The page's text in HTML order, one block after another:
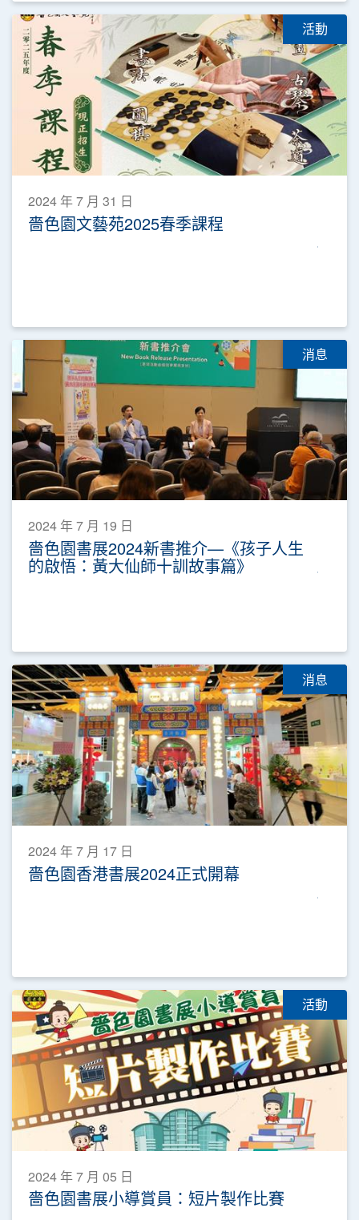
活動
2024 年 7 月 31 日
嗇色園文藝苑2025春季課程
消息
2024 年 7 月 19 日
嗇色園書展2024新書推介—《孩子人生
的啟悟：黃大仙師十訓故事篇》
消息
2024 年 7 月 17 日
嗇色園香港書展2024正式開幕
活動
2024 年 7 月 05 日
嗇色園書展小導賞員：短片製作比賽